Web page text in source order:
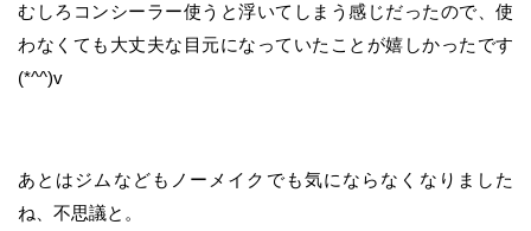
むしろコンシーラー使うと浮いてしまう感じだったので、使
わなくても大丈夫な目元になっていたことが嬉しかったです
(*^^)v
あとはジムなどもノーメイクでも気にならなくなりました
ね、不思議と。